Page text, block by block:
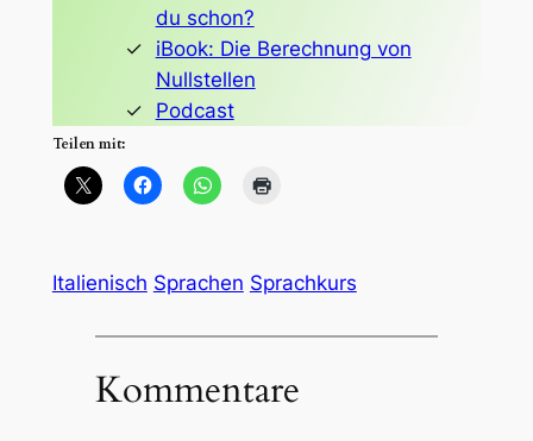
du schon?
iBook: Die Berechnung von
Nullstellen
Podcast
Teilen mit:
Italienisch Sprachen Sprachkurs
Kommentare